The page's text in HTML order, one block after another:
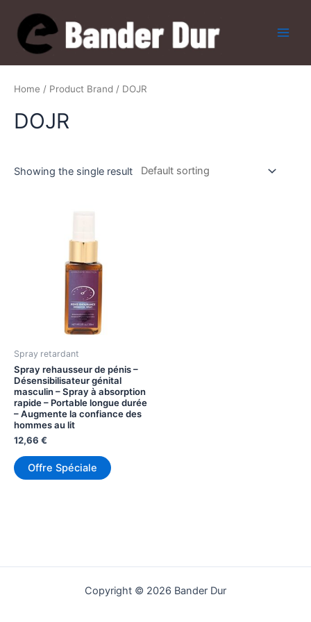
content
Home / Product Brand / DOJR
DOJR
Showing the single result
Spray retardant
Spray rehausseur de pénis –
Désensibilisateur génital
masculin – Spray à absorption
rapide – Portable longue durée
– Augmente la confiance des
hommes au lit
12,66 €
Offre Spéciale
Copyright © 2026 Bander Dur